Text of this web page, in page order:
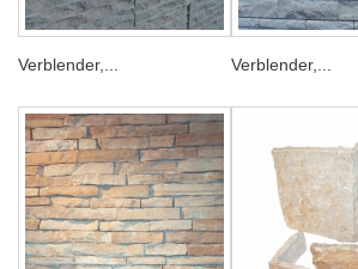
Verblender,... Verblender,...